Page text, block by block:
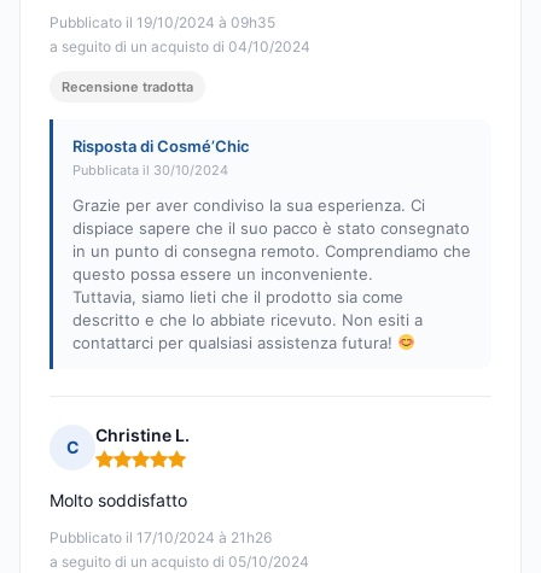
Pubblicato il 19/10/2024 à 09h35
a seguito di un acquisto di 04/10/2024
Recensione tradotta
Risposta di Cosmé’Chic
Pubblicata il 30/10/2024
Grazie per aver condiviso la sua esperienza. Ci
dispiace sapere che il suo pacco è stato consegnato
in un punto di consegna remoto. Comprendiamo che
questo possa essere un inconveniente.
Tuttavia, siamo lieti che il prodotto sia come
descritto e che lo abbiate ricevuto. Non esiti a
contattarci per qualsiasi assistenza futura!
C
Christine L.
Nota: 5 su 5
Pubblicato il 17/10/2024 à 21h26
a seguito di un acquisto di 05/10/2024
Molto soddisfatto